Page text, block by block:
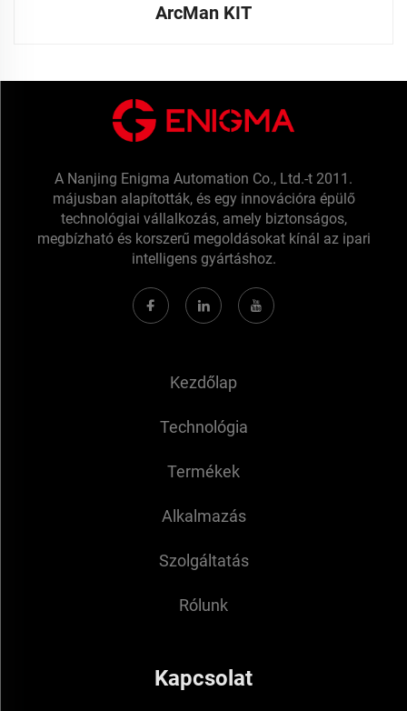
ArcMan KIT
A Nanjing Enigma Automation Co., Ltd.-t 2011.
májusban alapították, és egy innovációra épülő
technológiai vállalkozás, amely biztonságos,
megbízható és korszerű megoldásokat kínál az ipari
intelligens gyártáshoz.
Kezdőlap
Technológia
Termékek
Alkalmazás
Szolgáltatás
Rólunk
Kapcsolat